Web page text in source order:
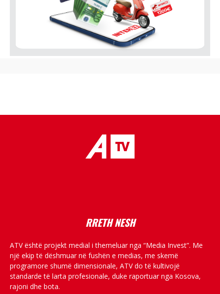
RRETH NESH
ATV është projekt medial i themeluar nga “Media Invest”. Me
një ekip të dëshmuar në fushën e medias, me skemë
programore shumë dimensionale, ATV do të kultivojë
standarde të larta profesionale, duke raportuar nga Kosova,
rajoni dhe bota.